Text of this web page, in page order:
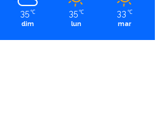
35 ℃
dim
35 ℃
lun
33 ℃
mar